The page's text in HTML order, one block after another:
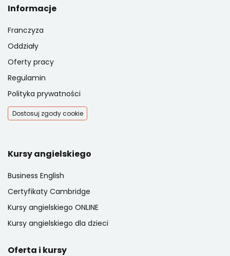
Informacje
Franczyza
Oddziały
Oferty pracy
Regulamin
Polityka prywatności
Dostosuj zgody cookie
Kursy angielskiego
Business English
Certyfikaty Cambridge
Kursy angielskiego ONLINE
Kursy angielskiego dla dzieci
Oferta i kursy